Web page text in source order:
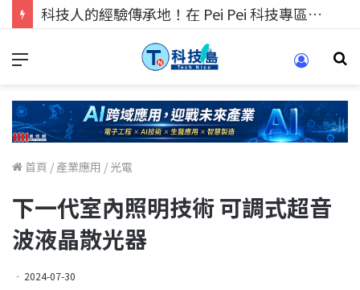
科技人的經驗傳承地！在 Pei Pei 科技專區，與學弟妹交流最硬核的技術
首頁 / 產業應用 / 光電
下一代室內照明技術 可調式超音
波液晶散光器
2024-07-30